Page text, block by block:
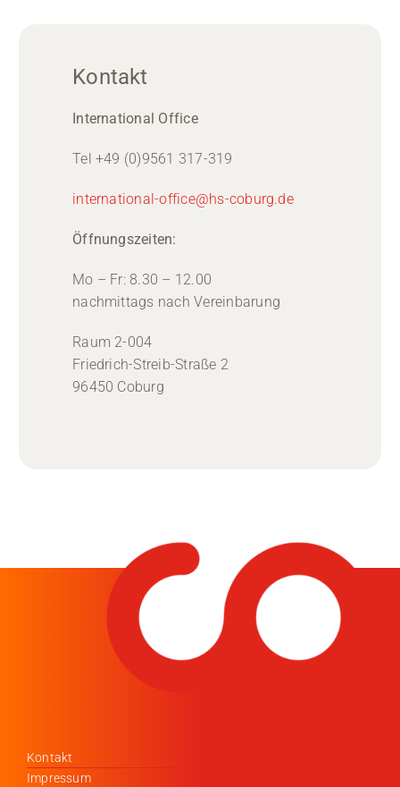
Kontakt
International Office
Tel +49 (0)9561 317-319
international-office@hs-coburg.de
Öffnungszeiten:
Mo – Fr: 8.30 – 12.00
nachmittags nach Vereinbarung
Raum 2-004
Friedrich-Streib-Straße 2
96450 Coburg
Kontakt
Impressum